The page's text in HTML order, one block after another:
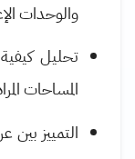
والوحدات
تحليل
المساحات
التمييز